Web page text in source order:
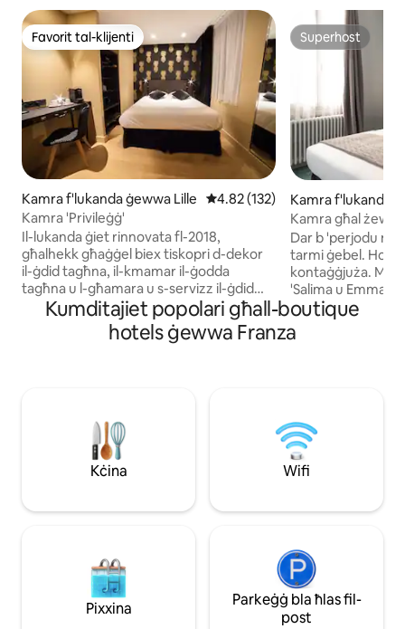
Favorit tal-klijenti
Favorit tal-klijenti
Kamra f'lukanda ġewwa Lille Rating medju ta' 4.82 minn 5,
4.82 (132)
Kamra 'Privileġġ'
Il-lukanda ġiet rinnovata fl-2018,
għalhekk għaġġel biex tiskopri d-dekor
il-ġdid tagħna, il-kmamar il-ġodda
tagħna u l-għamara u s-servizz il-ġdid
tagħna. Il-lukanda tikkonsisti minn 44
kamra, li kull waħda minnhom tista
'takkomoda bejn persuna u erba'
tas-sodda ġdida u ta 'livell għoli kif ukoll
sodod ġodda biex jiżguraw li tgawdi minn
raqda ta' lejl kwiet u rinfreskanti.
Superhost
Superhost
Kamra f'lukanda
elaillon-Plage
Kamra għal żewġ
Victoria
Dar b 'perjodu
tarmi ġebel.
kontaġġjuża.
'Salima u
viżitaturi tagħna
lukanda storika
Victoria hija r-
tagħna.
dekorazzjoni, it-
Kumditajiet popolari għall-boutique
hotels ġewwa Franza
Kċina Wifi
Pixxina
Parkeġġ bla ħlas fil-
post